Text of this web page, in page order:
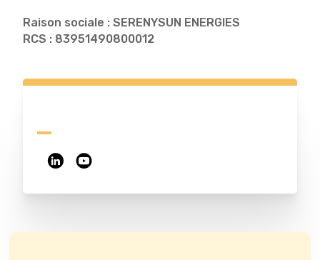
Raison sociale : SERENYSUN ENERGIES
RCS : 83951490800012